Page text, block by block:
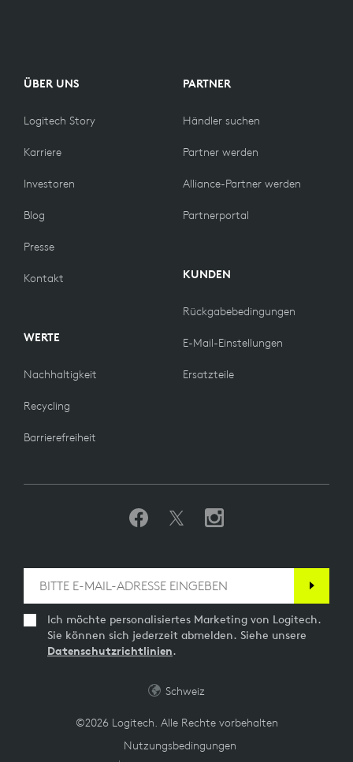
ÜBER UNS
Logitech Story
Karriere
Investoren
Blog
Presse
Kontakt
WERTE
Nachhaltigkeit
Recycling
Barrierefreiheit
PARTNER
Händler suchen
Partner werden
Alliance-Partner werden
Partnerportal
KUNDEN
Rückgabebedingungen
E-Mail-Einstellungen
Ersatzteile
Ich möchte personalisiertes Marketing von Logitech.
Sie können sich jederzeit abmelden. Siehe unsere
Datenschutzrichtlinien.
©2026 Logitech. Alle Rechte vorbehalten
Nutzungsbedingungen
Schweiz